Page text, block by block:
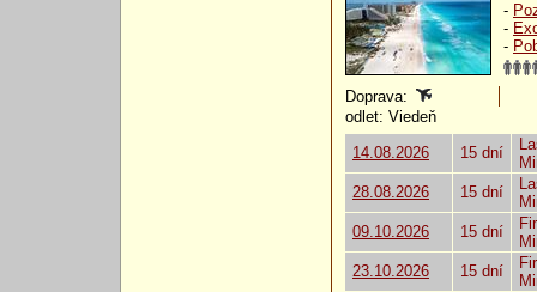
-
-
-
Doprava:
odlet: Viedeň
14.08.2026
15 dní
28.08.2026
15 dní
09.10.2026
15 dní
23.10.2026
15 dní